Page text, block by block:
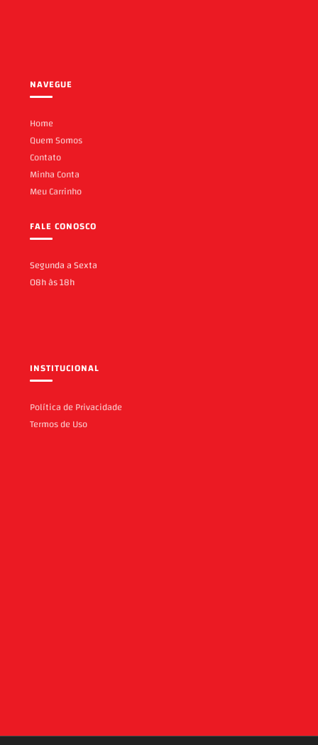
NAVEGUE
Home
Quem Somos
Contato
Minha Conta
Meu Carrinho
FALE CONOSCO
Segunda a Sexta
08h às 18h
INSTITUCIONAL
Política de Privacidade
Termos de Uso